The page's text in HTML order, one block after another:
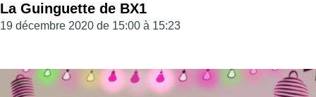
La Guinguette de BX1
19 décembre 2020 de 15:00 à 15:23